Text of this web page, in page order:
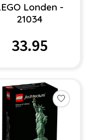
Londen -
21034
33.95